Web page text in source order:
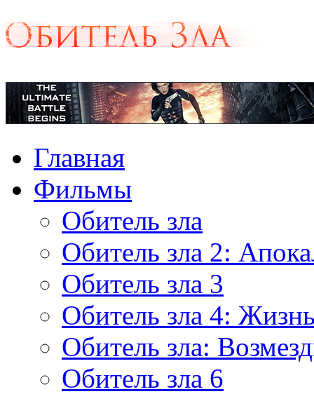
Главная
Фильмы
Обитель зла
Обитель зла 2:
Обитель зла 3
Обитель зла 4:
Обитель зла:
Обитель зла 6